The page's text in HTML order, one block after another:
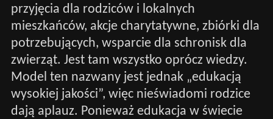
przyjęcia dla rodziców i lokalnych
mieszkańców, akcje charytatywne, zbiórki dla
potrzebujących, wsparcie dla schronisk dla
zwierząt. Jest tam wszystko oprócz wiedzy.
Model ten nazwany jest jednak „edukacją
wysokiej jakości”, więc nieświadomi rodzice
dają aplauz. Ponieważ edukacja w świecie